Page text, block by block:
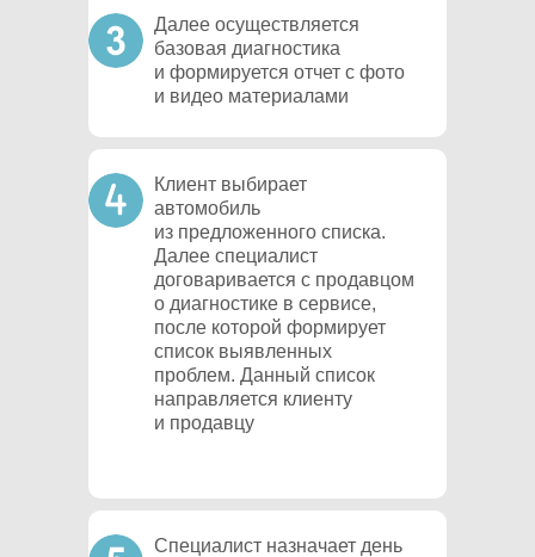
Далее осуществляется
базовая диагностика
и формируется отчет с фото
и видео материалами
Клиент выбирает
автомобиль
из предложенного списка.
Далее специалист
договаривается с продавцом
о диагностике в сервисе,
после которой формирует
список выявленных
проблем. Данный список
направляется клиенту
и продавцу
Специалист назначает день